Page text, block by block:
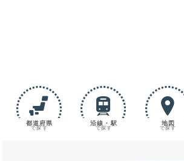
都道府県
で探す
沿線・駅
で探す
地図
で探す